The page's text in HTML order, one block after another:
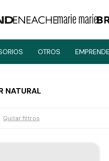
OTROS
NATURAL
Quitar filtros